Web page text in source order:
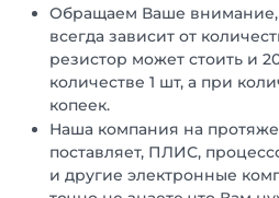
Обращаем Ваше внимание,
всегда зависит от
резистор может стоить и
количестве 1 шт, а при
копеек.
Наша компания на
поставляет, ПЛИС,
и другие электронные